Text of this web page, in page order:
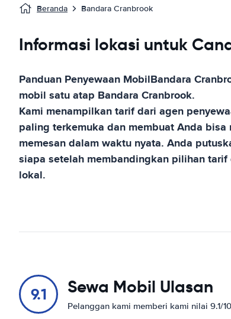
Beranda Bandara Cranbrook
Informasi lokasi untuk
Panduan Penyewaan MobilBandara
mobil satu atap Bandara Cranbrook.
Kami menampilkan tarif dari agen
paling terkemuka dan membuat Anda
memesan dalam waktu nyata. Anda
siapa setelah membandingkan pilihan
lokal.
9.1 Sewa Mobil Ulasan
Pelanggan kami memberi kami nilai 9.1/